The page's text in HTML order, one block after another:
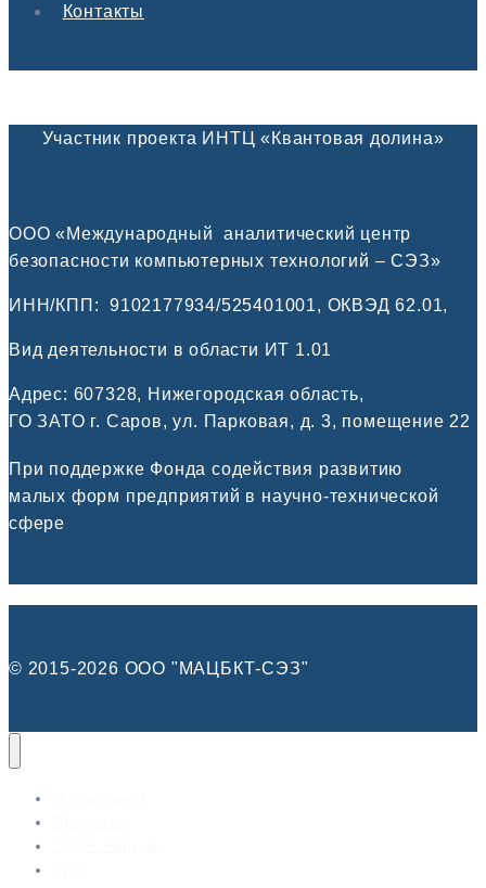
Контакты
Участник проекта ИНТЦ «Квантовая долина»
ООО «Международный аналитический центр
безопасности компьютерных технологий – СЭЗ»
ИНН/КПП: 9102177934/525401001, ОКВЭД 62.01,
Вид деятельности в области ИТ 1.01
Адрес: 607328, Нижегородская область,
ГО ЗАТО г. Саров, ул. Парковая, д. 3, помещение 22
При поддержке Фонда содействия развитию
малых форм предприятий в научно-технической
сфере
© 2015-2026 ООО "МАЦБКТ-СЭЗ"